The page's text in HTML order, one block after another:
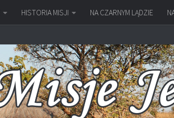
HISTORIA MISJI NA CZARNYM LĄDZIE